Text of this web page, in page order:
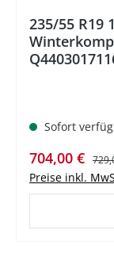
235/55 R19
Sofort
704,00 €
Preise inkl.